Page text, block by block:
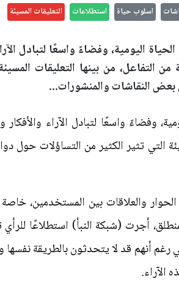
اسلوب حياة استطلاعات التعليقات المسيئة
اليومية، وفضاءً واسعًا لتبادل
التفاعل، من بينها التعليقات
بعض النقاشات والمنشورات...
وفضاءً واسعًا لتبادل الآراء
التي تثير الكثير من التساؤلات حول
والعلاقات بين المستخدمين،
أجرت (شبكة النبأ) استطلاعًا
أنهم قد لا يتحدثون بالطريقة
الآراء.